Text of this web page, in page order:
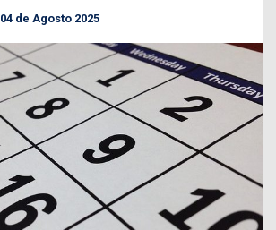
04 de Agosto 2025